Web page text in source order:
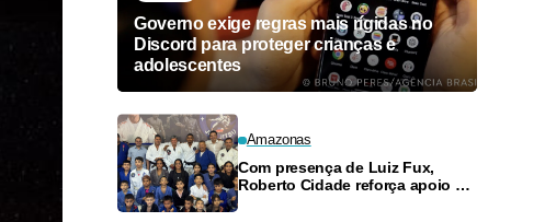
Governo exige regras mais rígidas no
Discord para proteger crianças e
adolescentes
Amazonas
Com presença de Luiz Fux,
Roberto Cidade reforça apoio a